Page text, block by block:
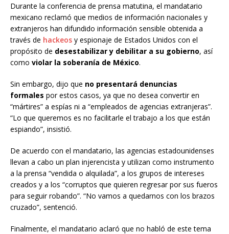
Durante la conferencia de prensa matutina, el mandatario
mexicano reclamó que medios de información nacionales y
extranjeros han difundido información sensible obtenida a
través de hackeos y espionaje de Estados Unidos con el
propósito de desestabilizar y debilitar a su gobierno, así
como violar la soberanía de México.
Sin embargo, dijo que no presentará denuncias
formales por estos casos, ya que no desea convertir en
“mártires” a espías ni a “empleados de agencias extranjeras”.
“Lo que queremos es no facilitarle el trabajo a los que están
espiando”, insistió.
De acuerdo con el mandatario, las agencias estadounidenses
llevan a cabo un plan injerencista y utilizan como instrumento
a la prensa “vendida o alquilada”, a los grupos de intereses
creados y a los “corruptos que quieren regresar por sus fueros
para seguir robando”. “No vamos a quedarnos con los brazos
cruzado”, sentenció.
Finalmente, el mandatario aclaró que no habló de este tema